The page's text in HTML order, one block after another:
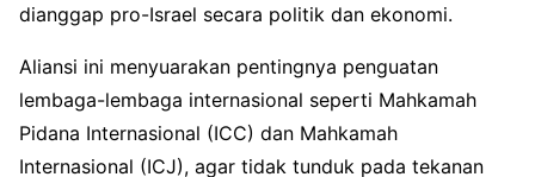
dianggap pro-Israel secara politik dan ekonomi.
Aliansi ini menyuarakan pentingnya penguatan
lembaga-lembaga internasional seperti Mahkamah
Pidana Internasional (ICC) dan Mahkamah
Internasional (ICJ), agar tidak tunduk pada tekanan